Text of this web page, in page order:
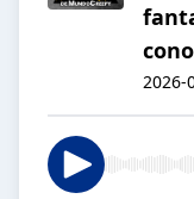
2026-